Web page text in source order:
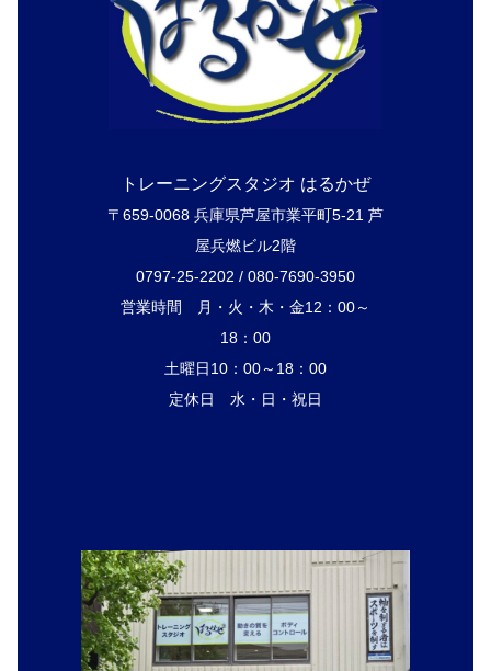
トレーニングスタジオ はるかぜ
〒659-0068 兵庫県芦屋市業平町5-21 芦
屋兵燃ビル2階
0797-25-2202 / 080-7690-3950
営業時間 月・火・木・金12：00～
18：00
土曜日10：00～18：00
定休日 水・日・祝日